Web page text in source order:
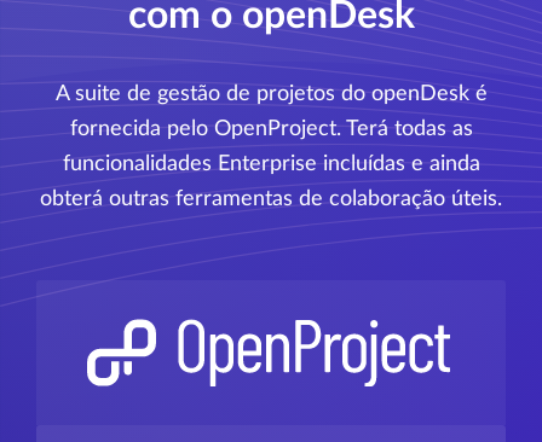
com o openDesk
A suite de gestão de projetos do openDesk é
fornecida pelo OpenProject. Terá todas as
funcionalidades Enterprise incluídas e ainda
obterá outras ferramentas de colaboração úteis.